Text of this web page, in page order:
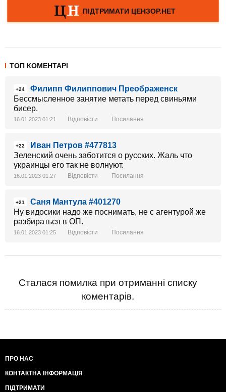
ТОП КОМЕНТАРІ
+24
Филипп Филиппович Преображенск
Бессмысленное занятие метать перед свиньями
бисер.
16.01.2023 01:21 Відповісти Посилання
+22
Иван Петров #477813
Зеленский очень заботится о русских. Жаль что
украинцы его так не волнуют.
16.01.2023 01:27 Відповісти Посилання
+21
Саня Мантула #401270
Ну видосики надо же поснимать, не с агентурой же
разбираться в ОП.
16.01.2023 01:25 Відповісти Посилання
Сталася помилка при отриманні списку
коментарів.
ПРО НАС
КОНТАКТНА ІНФОРМАЦІЯ
ПІДТРИМАТИ